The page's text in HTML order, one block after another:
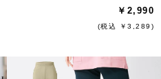
￥2,990
(税込 ￥3,289)